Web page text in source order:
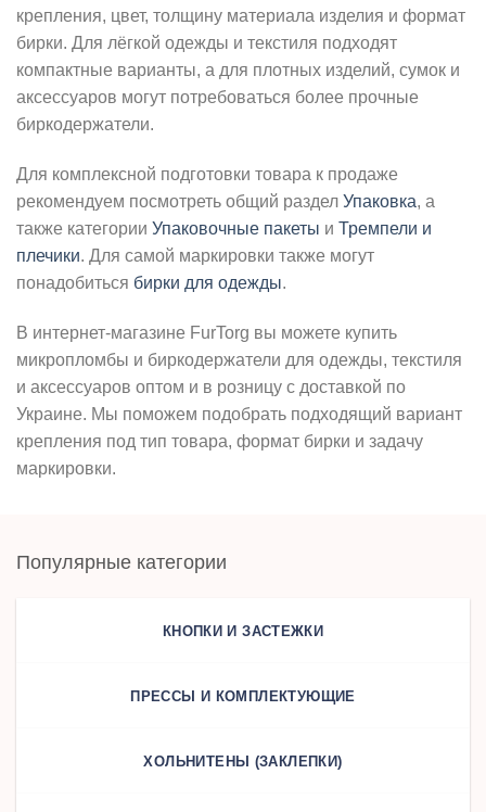
крепления, цвет, толщину материала изделия и формат
бирки. Для лёгкой одежды и текстиля подходят
компактные варианты, а для плотных изделий, сумок и
аксессуаров могут потребоваться более прочные
биркодержатели.
Для комплексной подготовки товара к продаже
рекомендуем посмотреть общий раздел Упаковка, а
также категории Упаковочные пакеты и Тремпели и
плечики. Для самой маркировки также могут
понадобиться бирки для одежды.
В интернет-магазине FurTorg вы можете купить
микропломбы и биркодержатели для одежды, текстиля
и аксессуаров оптом и в розницу с доставкой по
Украине. Мы поможем подобрать подходящий вариант
крепления под тип товара, формат бирки и задачу
маркировки.
Популярные категории
КНОПКИ И ЗАСТЕЖКИ
ПРЕССЫ И КОМПЛЕКТУЮЩИЕ
ХОЛЬНИТЕНЫ (ЗАКЛЕПКИ)